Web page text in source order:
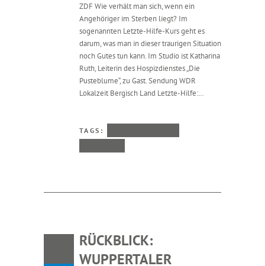
ZDF Wie verhält man sich, wenn ein
Angehöriger im Sterben liegt? Im
sogenannten Letzte-Hilfe-Kurs geht es
darum, was man in dieser traurigen Situation
noch Gutes tun kann. Im Studio ist Katharina
Ruth, Leiterin des Hospizdienstes „Die
Pusteblume“, zu Gast. Sendung WDR
Lokalzeit Bergisch Land Letzte-Hilfe:…
TAGS:
RÜCKBLICK:
WUPPERTALER